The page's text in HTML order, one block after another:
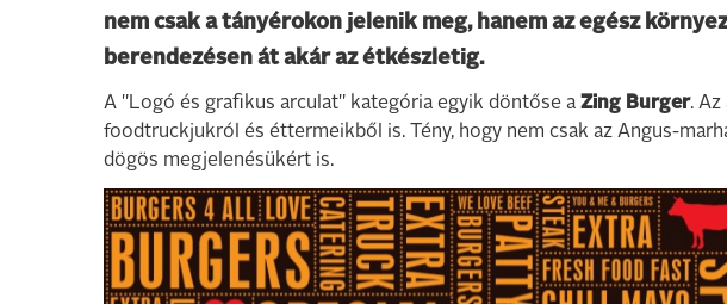
nem csak a tányérokon jelenik meg, hanem az egész
berendezésen át akár az étkészletig.
A "Logó és grafikus arculat" kategória egyik döntőse a Zing Burger. Az
foodtruckjukról és éttermeikből is. Tény, hogy nem csak az Angus-
dögös megjelenésükért is.